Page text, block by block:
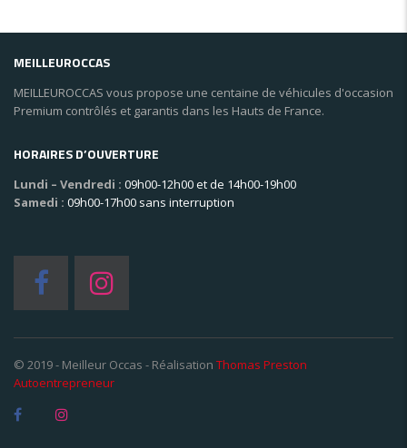
MEILLEUROCCAS
MEILLEUROCCAS vous propose une centaine de véhicules d'occasion
Premium contrôlés et garantis dans les Hauts de France.
HORAIRES D’OUVERTURE
Lundi – Vendredi : 09h00-12h00 et de 14h00-19h00
Samedi : 09h00-17h00 sans interruption
© 2019 - Meilleur Occas - Réalisation Thomas Preston
Autoentrepreneur